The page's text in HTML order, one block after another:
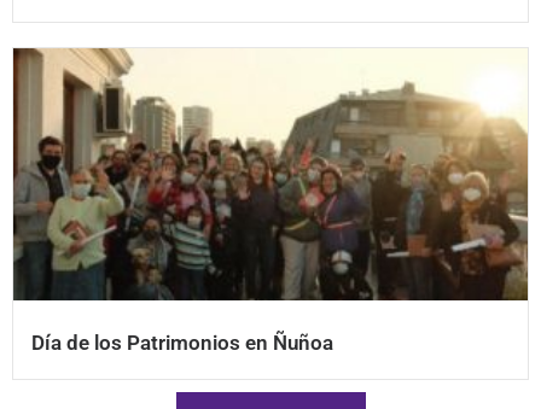
Día de los Patrimonios en Ñuñoa